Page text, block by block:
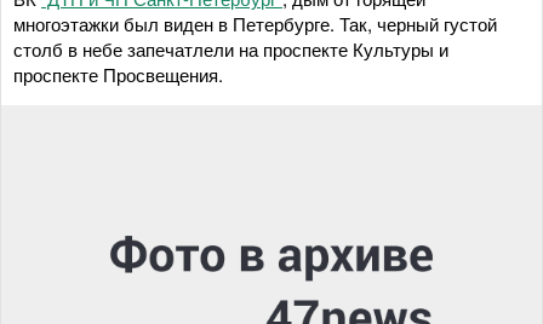
многоэтажки был виден в Петербурге. Так, черный густой
столб в небе запечатлели на проспекте Культуры и
проспекте Просвещения.